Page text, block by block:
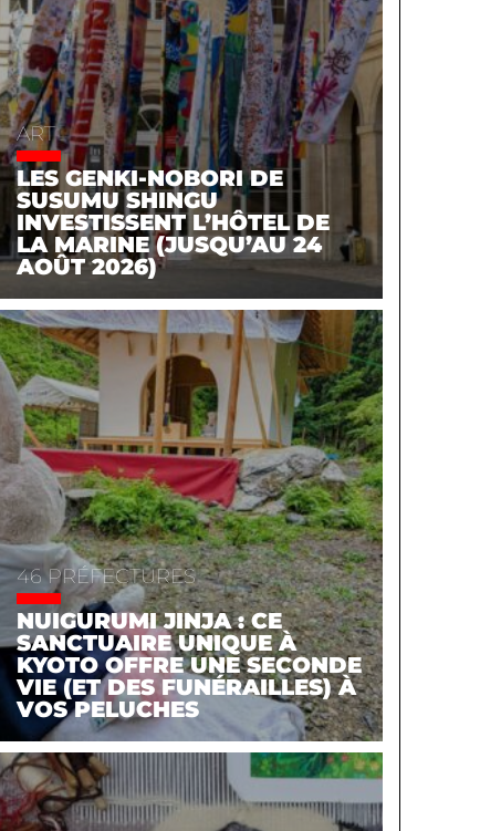
ART
LES GENKI-NOBORI DE
SUSUMU SHINGU
INVESTISSENT L’HÔTEL DE
LA MARINE (JUSQU’AU 24
AOÛT 2026)
46 PRÉFECTURES
NUIGURUMI JINJA : CE
SANCTUAIRE UNIQUE À
KYOTO OFFRE UNE SECONDE
VIE (ET DES FUNÉRAILLES) À
VOS PELUCHES